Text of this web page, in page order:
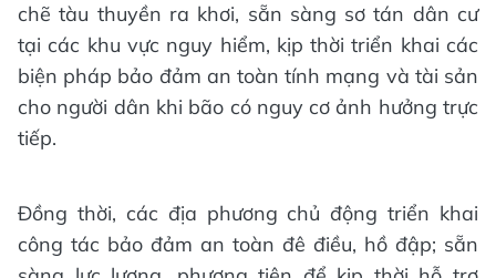
chẽ tàu thuyền ra khơi, sẵn sàng sơ tán dân cư
tại các khu vực nguy hiểm, kịp thời triển khai các
biện pháp bảo đảm an toàn tính mạng và tài sản
cho người dân khi bão có nguy cơ ảnh hưởng trực
tiếp.
Đồng thời, các địa phương chủ động triển khai
công tác bảo đảm an toàn đê điều, hồ đập; sẵn